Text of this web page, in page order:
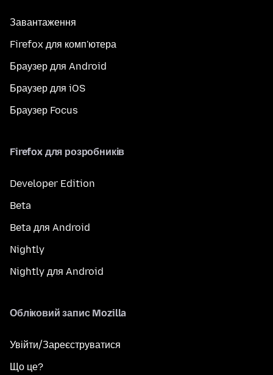
Завантаження
Firefox для комп'ютера
Браузер для Android
Браузер для iOS
Браузер Focus
Firefox для розробників
Developer Edition
Beta
Beta для Android
Nightly
Nightly для Android
Обліковий запис Mozilla
Увійти/Зареєструватися
Що це?